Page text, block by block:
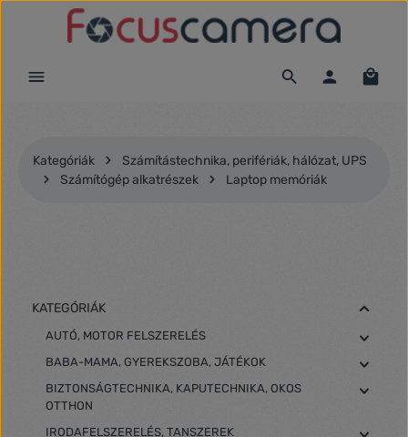
Ugrás a fő tartalomra
Kategóriák
Számítástechnika, perifériák, hálózat, UPS
Számítógép alkatrészek
Laptop memóriák
KATEGÓRIÁK
AUTÓ, MOTOR FELSZERELÉS
BABA-MAMA, GYEREKSZOBA, JÁTÉKOK
BIZTONSÁGTECHNIKA, KAPUTECHNIKA, OKOS
OTTHON
IRODAFELSZERELÉS, TANSZEREK